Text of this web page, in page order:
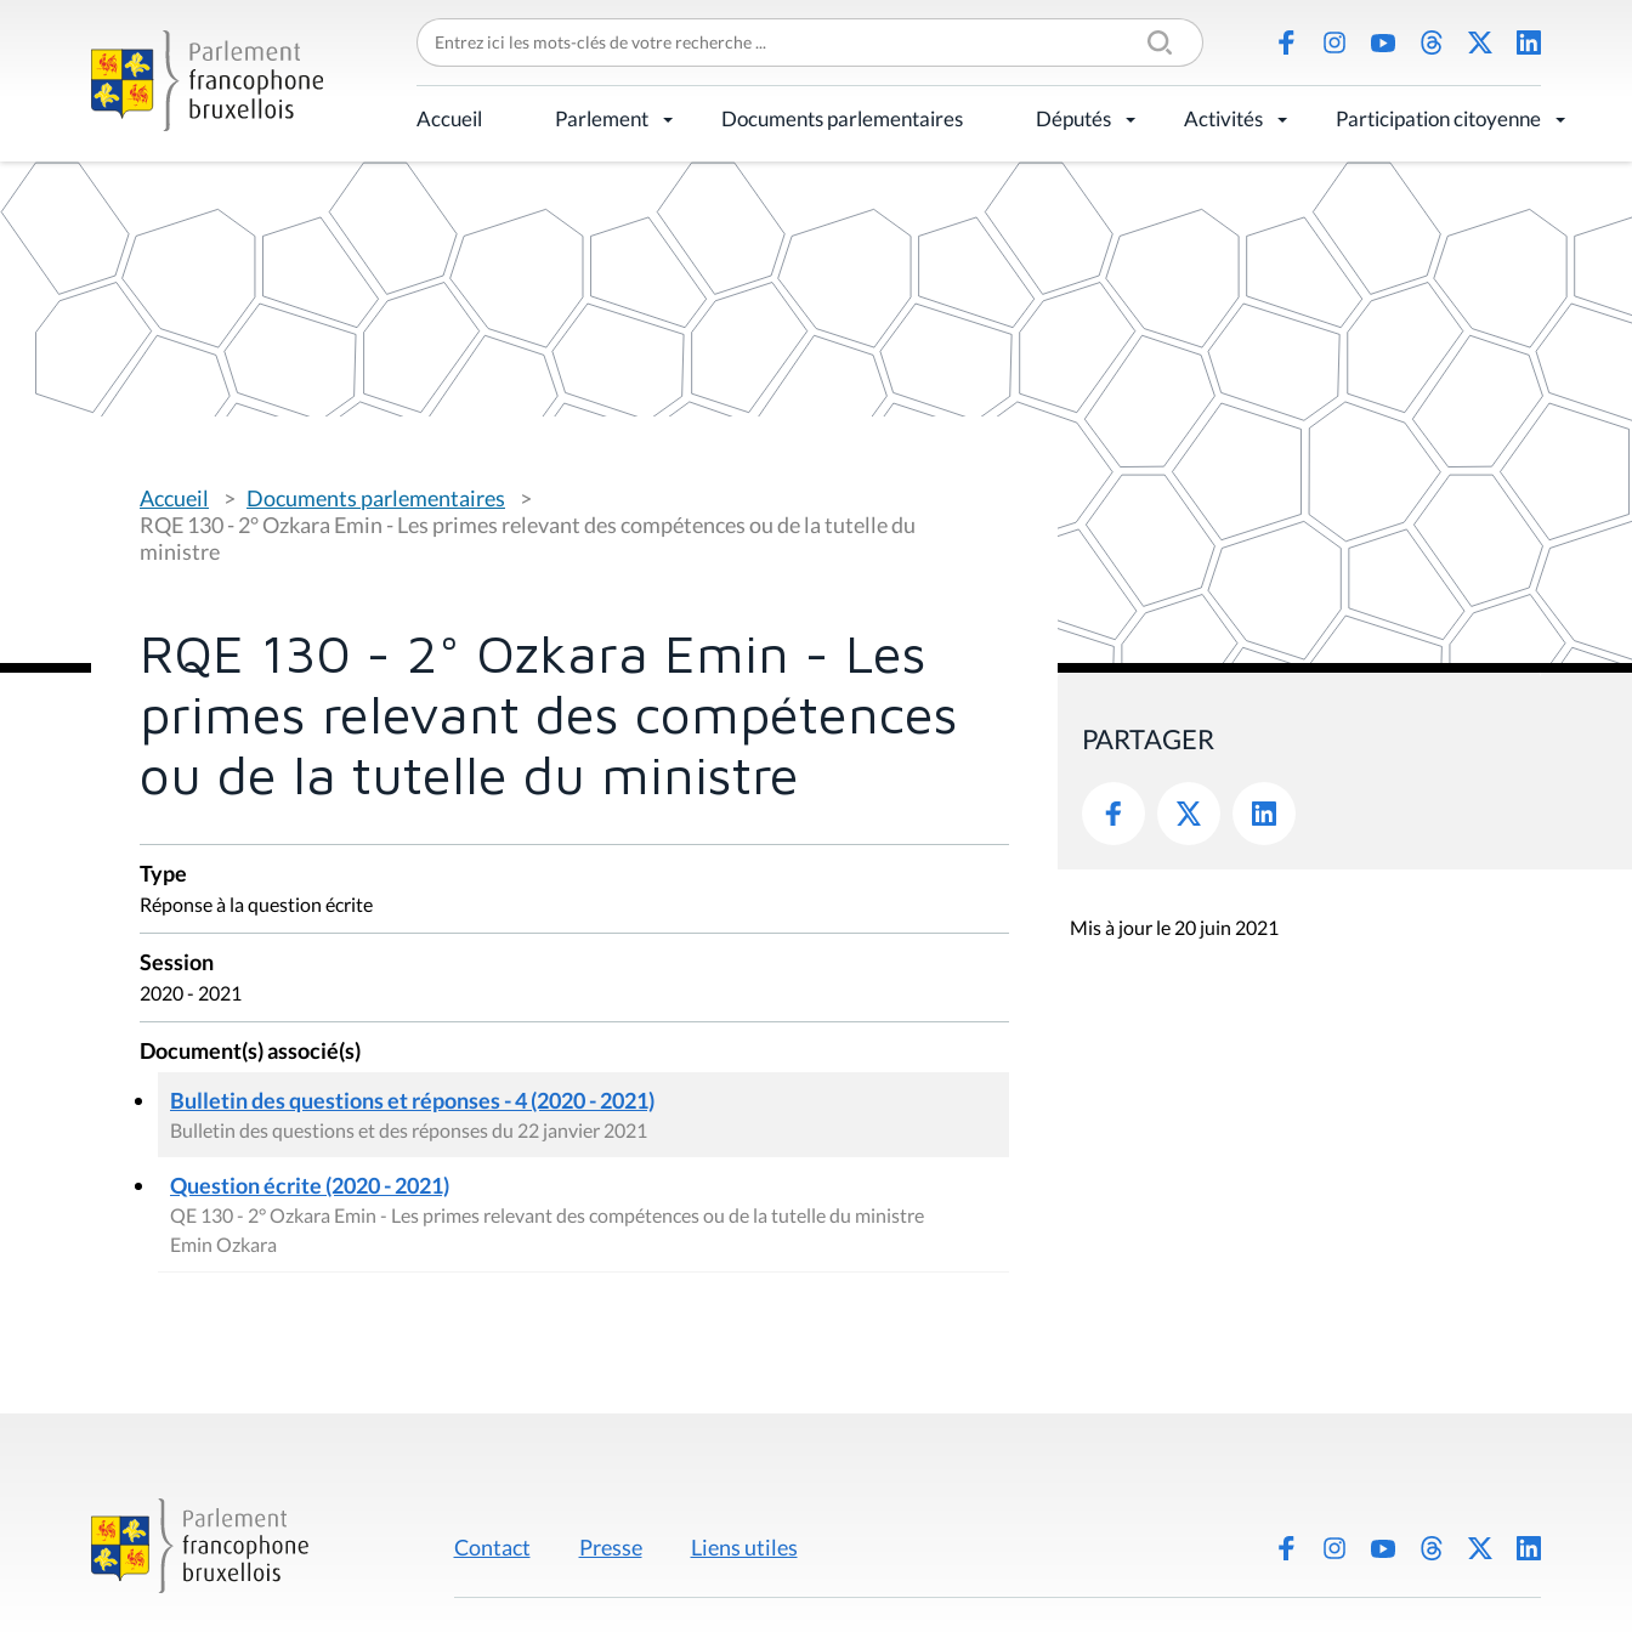
C
h
e
r
c
h
r
p
Accueil Parlement Documents parlementaires Députés Activités Participation citoyenne
o
u
ê
:
Accueil
Documents parlementaires
RQE 130 - 2° Ozkara Emin - Les primes relevant des compétences ou de la tutelle du
ministre
RQE 130 - 2° Ozkara Emin - Les
primes relevant des compétences
ou de la tutelle du ministre
Type
Réponse à la question écrite
Session
2020 - 2021
Document(s) associé(s)
Bulletin des questions et réponses - 4 (2020 - 2021)
Bulletin des questions et des réponses du 22 janvier 2021
Question écrite (2020 - 2021)
QE 130 - 2° Ozkara Emin - Les primes relevant des compétences ou de la tutelle du ministre
Emin Ozkara
PARTAGER
Mis à jour le 20 juin 2021
Contact Presse Liens utiles